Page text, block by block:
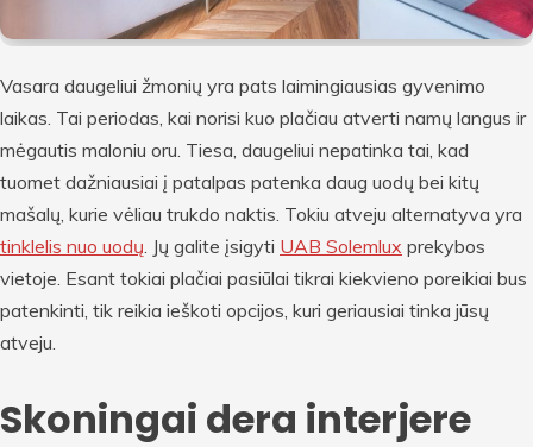
Vasara daugeliui žmonių yra pats laimingiausias gyvenimo
laikas. Tai periodas, kai norisi kuo plačiau atverti namų langus ir
mėgautis maloniu oru. Tiesa, daugeliui nepatinka tai, kad
tuomet dažniausiai į patalpas patenka daug uodų bei kitų
mašalų, kurie vėliau trukdo naktis. Tokiu atveju alternatyva yra
tinklelis nuo uodų . Jų galite įsigyti UAB Solemlux prekybos
vietoje. Esant tokiai plačiai pasiūlai tikrai kiekvieno poreikiai bus
patenkinti, tik reikia ieškoti opcijos, kuri geriausiai tinka jūsų
atveju.
Skoningai dera interjere